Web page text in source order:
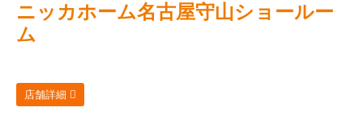
ニッカホーム名古屋守山ショールー
ム
店舗詳細